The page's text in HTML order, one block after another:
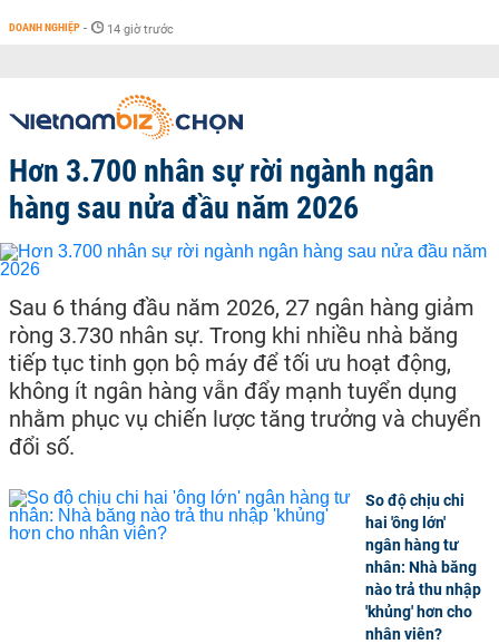
DOANH NGHIỆP - 14 giờ trước
Hơn 3.700 nhân sự rời ngành ngân
hàng sau nửa đầu năm 2026
Sau 6 tháng đầu năm 2026, 27 ngân hàng giảm
ròng 3.730 nhân sự. Trong khi nhiều nhà băng
tiếp tục tinh gọn bộ máy để tối ưu hoạt động,
không ít ngân hàng vẫn đẩy mạnh tuyển dụng
nhằm phục vụ chiến lược tăng trưởng và chuyển
đổi số.
So độ chịu chi
hai 'ông lớn'
ngân hàng tư
nhân: Nhà băng
nào trả thu nhập
'khủng' hơn cho
nhân viên?